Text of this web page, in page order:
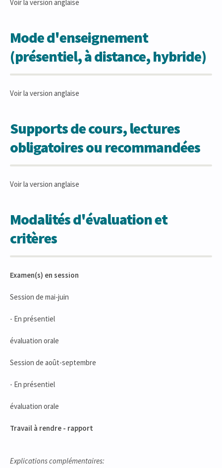
Voir la version anglaise
Mode d'enseignement
(présentiel, à distance, hybride)
Voir la version anglaise
Supports de cours, lectures
obligatoires ou recommandées
Voir la version anglaise
Modalités d'évaluation et
critères
Examen(s) en session
Session de mai-juin
- En présentiel
évaluation orale
Session de août-septembre
- En présentiel
évaluation orale
Travail à rendre - rapport
Explications complémentaires: